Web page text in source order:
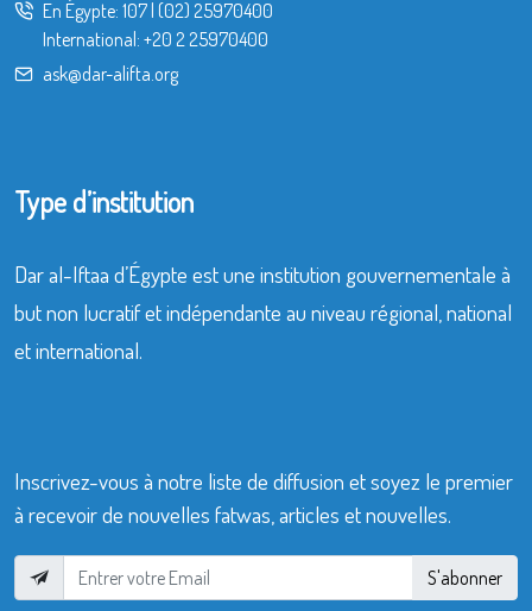
En Égypte: 107| (02) 25970400
International: +20 2 25970400
ask@dar-alifta.org
Type d’institution
Dar al-Iftaa d’Égypte est une institution gouvernementale à
but non lucratif et indépendante au niveau régional, national
et international.
Inscrivez-vous à notre liste de diffusion et soyez le premier
à recevoir de nouvelles fatwas, articles et nouvelles.
S'abonner